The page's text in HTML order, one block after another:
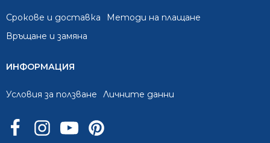
Срокове и доставка
Методи на плащане
Връщане и замяна
ИНФОРМАЦИЯ
Условия за ползване Личните данни